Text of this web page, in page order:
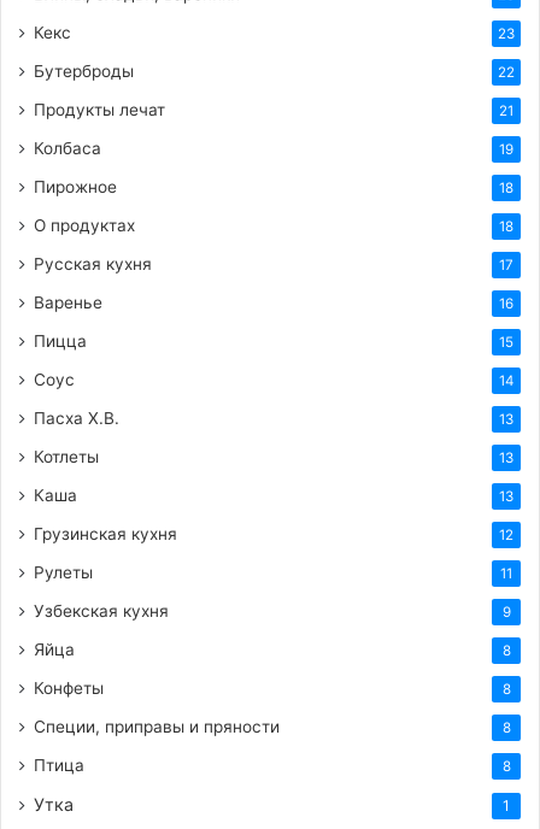
Кекс 23
Бутерброды 22
Продукты лечат 21
Колбаса 19
Пирожное 18
О продуктах 18
Русская кухня 17
Варенье 16
Пицца 15
Соус 14
Пасха Х.В. 13
Котлеты 13
Каша 13
Грузинская кухня 12
Рулеты 11
Узбекская кухня 9
Яйца 8
Конфеты 8
Специи, приправы и пряности 8
Птица 8
Утка 1